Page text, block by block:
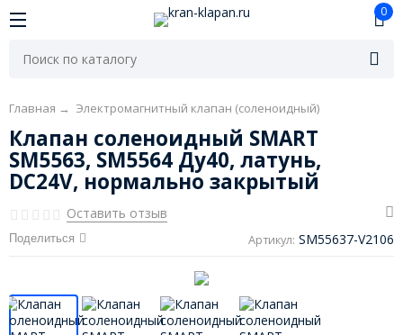
0
Главная → Электромагнитный клапан (соленоидный)
Клапан соленоидный SMART
SM5563, SM5564 Ду40, латунь,
DC24V, нормально закрытый
Оставить отзыв
Поделиться Артикул: SM55637-V2106